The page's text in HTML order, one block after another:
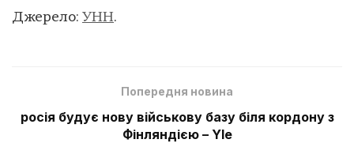
Джерело: УНН.
Попередня новина
росія будує нову військову базу біля кордону з
Фінляндією – Yle